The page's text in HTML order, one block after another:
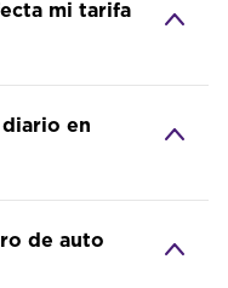
mi tarifa
en
de auto